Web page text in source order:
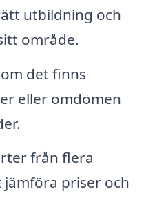
utbildning och
område.
det finns
eller omdömen
från flera
priser och